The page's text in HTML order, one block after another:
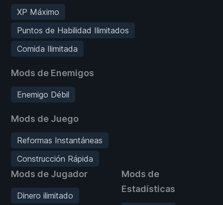
XP Máximo
Puntos de Habilidad Ilimitados
Comida Ilimitada
Mods de Enemigos
Enemigo Débil
Mods de Juego
Reformas Instantáneas
Construcción Rápida
Mods de Jugador
Dinero ilimitado
Mods de
Estadísticas